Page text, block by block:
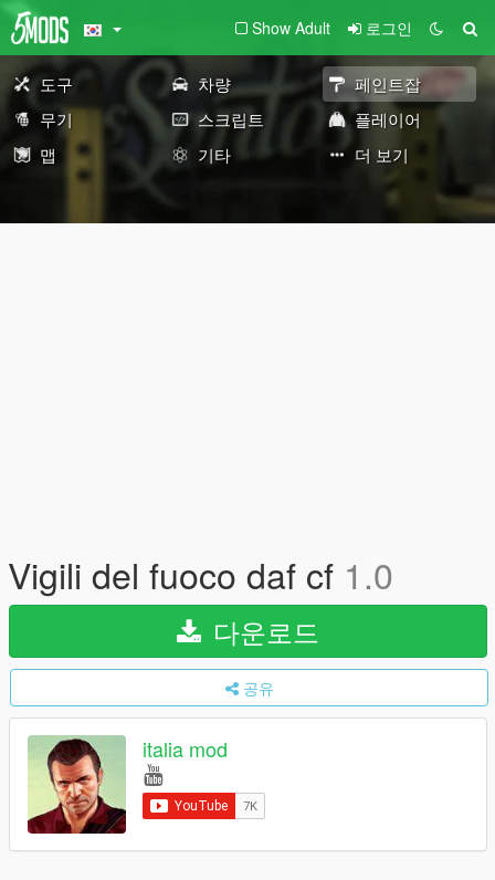
Show Adult 로그인
도구 차량
페인트잡
무기
스크립트
플레이어
맵
기타 더 보기
Vigili del fuoco daf cf 1.0
다운로드
공유
italia mod